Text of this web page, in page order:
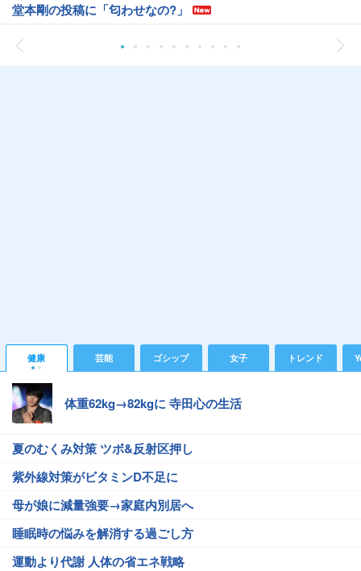
堂本剛の投稿に「匂わせなの?」
健康 芸能 ゴシップ 女子 トレンド
体重62kg→82kgに 寺田心の生活
夏のむくみ対策 ツボ&反射区押し
紫外線対策がビタミンD不足に
母が娘に減量強要→家庭内別居へ
睡眠時の悩みを解消する過ごし方
運動より代謝 人体の省エネ戦略